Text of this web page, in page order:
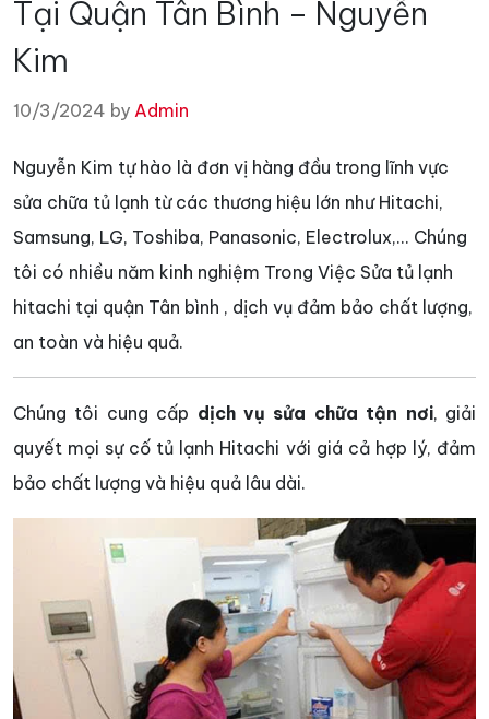
Tại Quận Tân Bình – Nguyễn
Kim
10/3/2024 by Admin
Nguyễn Kim tự hào là đơn vị hàng đầu trong lĩnh vực
sửa chữa tủ lạnh từ các thương hiệu lớn như Hitachi,
Samsung, LG, Toshiba, Panasonic, Electrolux,... Chúng
tôi có nhiều năm kinh nghiệm Trong Việc Sửa tủ lạnh
hitachi tại quận Tân bình , dịch vụ đảm bảo chất lượng,
an toàn và hiệu quả.
Chúng tôi cung cấp dịch vụ sửa chữa tận nơi, giải
quyết mọi sự cố tủ lạnh Hitachi với giá cả hợp lý, đảm
bảo chất lượng và hiệu quả lâu dài.